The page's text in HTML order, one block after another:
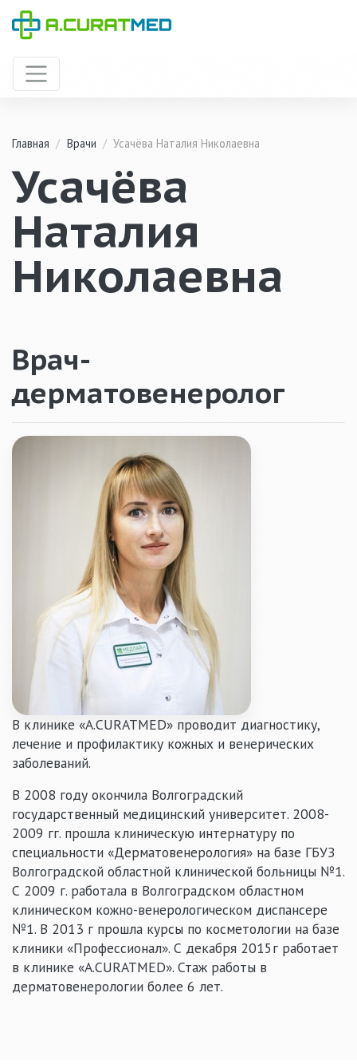
Главная / Врачи / Усачёва Наталия Николаевна
Усачёва
Наталия
Николаевна
Врач-
дерматовенеролог
В клинике «A.CURATMED» проводит диагностику,
лечение и профилактику кожных и венерических
заболеваний.
В 2008 году окончила Волгоградский
государственный медицинский университет. 2008-
2009 гг. прошла клиническую интернатуру по
специальности «Дерматовенерология» на базе ГБУЗ
Волгоградской областной клинической больницы №1.
С 2009 г. работала в Волгоградском областном
клиническом кожно-венерологическом диспансере
№1. В 2013 г прошла курсы по косметологии на базе
клиники «Профессионал». С декабря 2015г работает
в клинике «A.CURATMED». Стаж работы в
дерматовенерологии более 6 лет.